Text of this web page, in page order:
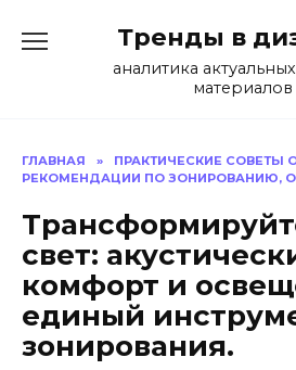
содержанию
Тренды в
аналитика
материалов
ГЛАВНАЯ »
ПРАКТИЧЕСКИЕ СОВЕТЫ
РЕКОМЕНДАЦИИ ПО ЗОНИРОВАНИЮ,
свет:
комфорт и
единый
зонирования.